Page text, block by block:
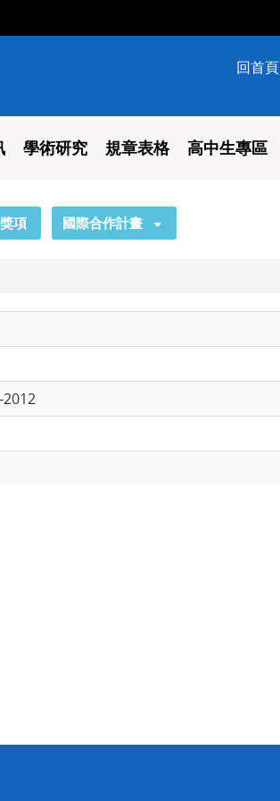
回首頁
學術研究 規章表格 高中生專區
項 國際合作計畫